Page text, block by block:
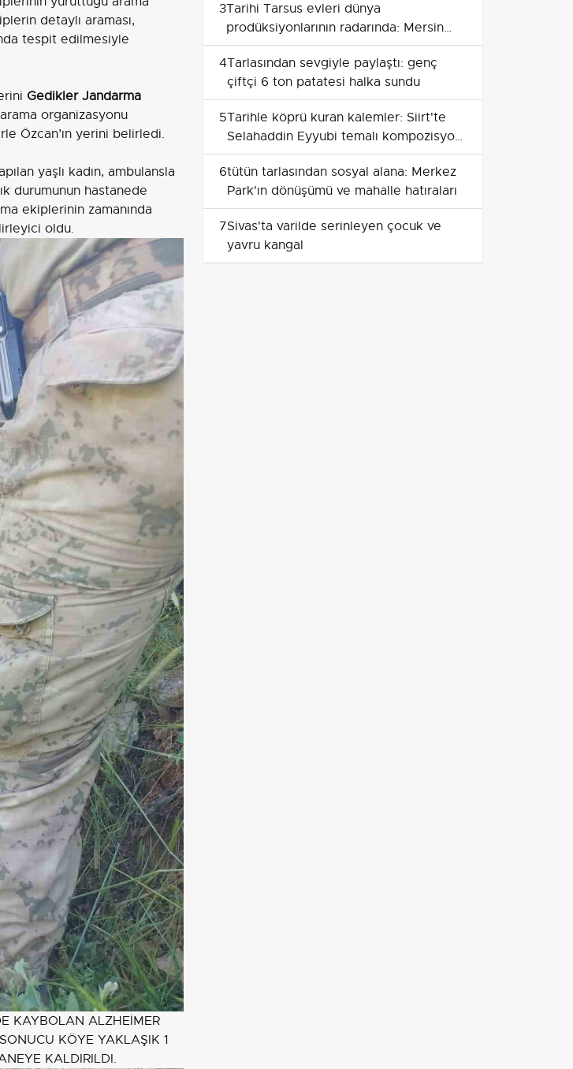
detaylı araması,
tespit edilmesiyle
Gedikler Jandarma
organizasyonu
Özcan’ın yerini belirledi.
yaşlı kadın, ambulansla
durumunun hastanede
ekiplerinin zamanında
oldu.
KAYBOLAN ALZHEİMER
KÖYE YAKLAŞIK 1
KALDIRILDI.
3Tarihi Tarsus evleri dünya
prodüksiyonlarının radarında: Mersin
film destinasyonu yükseliyor
4Tarlasından sevgiyle paylaştı: genç
çiftçi 6 ton patatesi halka sundu
5Tarihle köprü kuran kalemler: Siirt'te
Selahaddin Eyyubi temalı kompozisyon
yarışması
6tütün tarlasından sosyal alana: Merkez
Park'ın dönüşümü ve mahalle hatıraları
7Sivas'ta varilde serinleyen çocuk ve
yavru kangal